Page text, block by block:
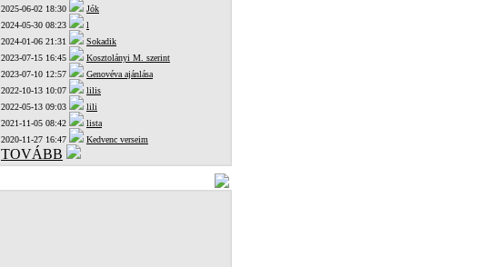
2025-06-02 18:30
Jók
2024-05-30 08:23
l
2024-01-06 21:31
Sokadik
2023-07-15 16:45
Kosztolányi M. szerint
2023-07-10 12:57
Genovéva ajánlása
2022-10-13 10:07
lilis
2022-05-13 09:03
lili
2021-11-05 08:42
lista
2020-11-27 16:47
Kedvenc verseim
TOVÁBB